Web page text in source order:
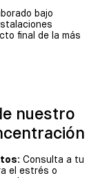
bajo
final de la más
nuestro
Consulta a tu
el estrés o